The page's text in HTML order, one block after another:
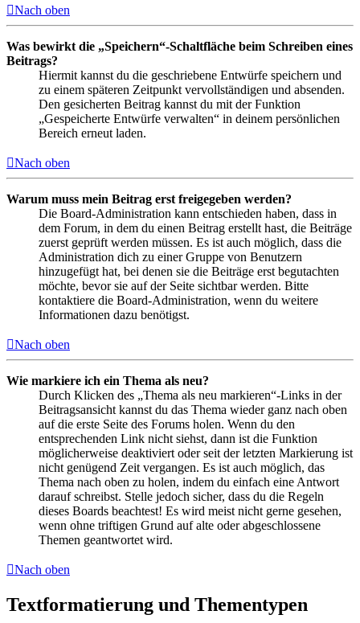
Nach oben
Was bewirkt die „Speichern“-Schaltfläche beim Schreiben eines
Beitrags?
Hiermit kannst du die geschriebene Entwürfe speichern und
zu einem späteren Zeitpunkt vervollständigen und absenden.
Den gesicherten Beitrag kannst du mit der Funktion
„Gespeicherte Entwürfe verwalten“ in deinem persönlichen
Bereich erneut laden.
Nach oben
Warum muss mein Beitrag erst freigegeben werden?
Die Board-Administration kann entschieden haben, dass in
dem Forum, in dem du einen Beitrag erstellt hast, die Beiträge
zuerst geprüft werden müssen. Es ist auch möglich, dass die
Administration dich zu einer Gruppe von Benutzern
hinzugefügt hat, bei denen sie die Beiträge erst begutachten
möchte, bevor sie auf der Seite sichtbar werden. Bitte
kontaktiere die Board-Administration, wenn du weitere
Informationen dazu benötigst.
Nach oben
Wie markiere ich ein Thema als neu?
Durch Klicken des „Thema als neu markieren“-Links in der
Beitragsansicht kannst du das Thema wieder ganz nach oben
auf die erste Seite des Forums holen. Wenn du den
entsprechenden Link nicht siehst, dann ist die Funktion
möglicherweise deaktiviert oder seit der letzten Markierung ist
nicht genügend Zeit vergangen. Es ist auch möglich, das
Thema nach oben zu holen, indem du einfach eine Antwort
darauf schreibst. Stelle jedoch sicher, dass du die Regeln
dieses Boards beachtest! Es wird meist nicht gerne gesehen,
wenn ohne triftigen Grund auf alte oder abgeschlossene
Themen geantwortet wird.
Nach oben
Textformatierung und Thementypen